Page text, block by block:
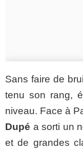
Sans faire de
tenu son rang,
niveau. Face à
Dupé a sorti un
et de grandes